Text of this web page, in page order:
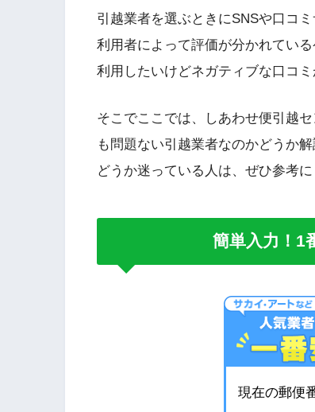
引越業者を選ぶときにSNSや口コ
利用者によって評価が分かれてい
利用したいけどネガティブな口コ
そこでここでは、しあわせ便引越
も問題ない引越業者なのかどうか
どうか迷っている人は、ぜひ参考に
簡単入力！1